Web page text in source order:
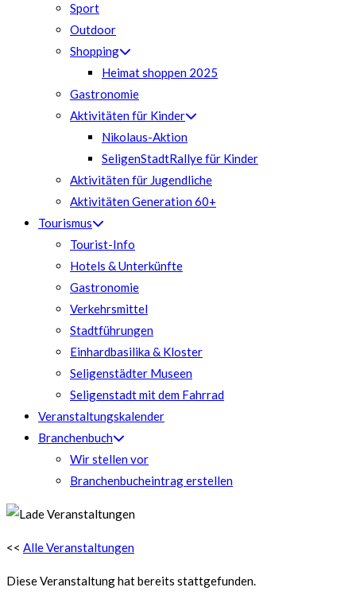
Sport
Outdoor
Shopping
Heimat shoppen 2025
Gastronomie
Aktivitäten für Kinder
Nikolaus-Aktion
SeligenStadtRallye für Kinder
Aktivitäten für Jugendliche
Aktivitäten Generation 60+
Tourismus
Tourist-Info
Hotels & Unterkünfte
Gastronomie
Verkehrsmittel
Stadtführungen
Einhardbasilika & Kloster
Seligenstädter Museen
Seligenstadt mit dem Fahrrad
Veranstaltungskalender
Branchenbuch
Wir stellen vor
Branchenbucheintrag erstellen
<< Alle Veranstaltungen
Diese Veranstaltung hat bereits stattgefunden.